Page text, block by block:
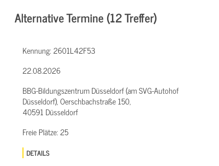
Alternative Termine (12 Treffer)
Kennung:2601L42F53
22.08.2026
BBG-Bildungszentrum Düsseldorf (am SVG-Autohof
Düsseldorf), Oerschbachstraße 150,
40591 Düsseldorf
Freie Plätze:25
DETAILS